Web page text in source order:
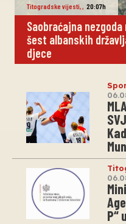
Titogradske vijesti,, 20:07h
Saobraćajna
šest albanskih
djece
P“